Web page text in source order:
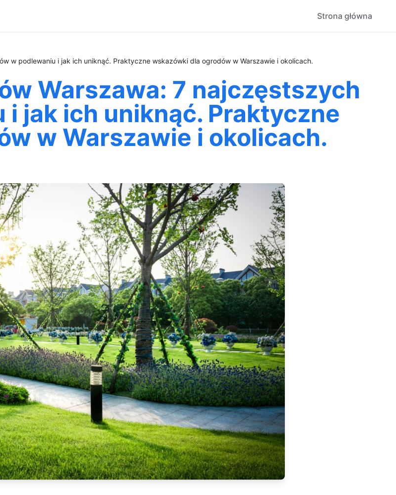
Strona główna
w podlewaniu i jak ich uniknąć. Praktyczne wskazówki dla ogrodów w Warszawie i okolicach.
Warszawa: 7 najczęstszych
i jak ich uniknąć. Praktyczne
w Warszawie i okolicach.